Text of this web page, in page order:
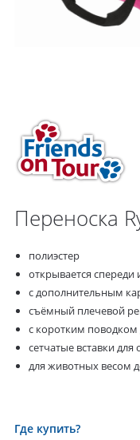
Переноска
полиэстер
открывается спереди
с дополнительным
съёмный плечевой
с коротким поводком
сетчатые вставки
для животных весом
Где купить?